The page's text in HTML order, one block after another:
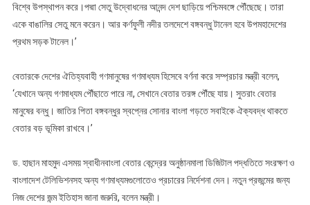
বিশ্বে উপস্থাপন করে।পদ্মা সেতু উদ্বোধনের আনন্দ দেশ ছাড়িয়ে পশ্চিমবঙ্গে পৌঁছেছে। তারা
একে বাঙালির সেতু মনে করেন। আর কর্ণফুলী নদীর তলদেশে বঙ্গবন্ধু টানেল হবে উপমহাদেশের
প্রথম সড়ক টানেল।’
বেতারকে দেশের ঐতিহ্যবাহী গণমানুষের গণমাধ্যম হিসেবে বর্ণনা করে সম্প্রচার মন্ত্রী বলেন,
‘যেখানে অন্য গণমাধ্যম পৌঁছাতে পারে না, সেখানে বেতার তরঙ্গ পৌঁছে যায়। সুতরাং বেতার
মানুষের বন্ধু। জাতির পিতা বঙ্গবন্ধুর স্বপ্নের সোনার বাংলা গড়তে সবাইকে ঐক্যবদ্ধ থাকতে
বেতার বড় ভূমিকা রাখবে।’
ড. হাছান মাহমুদ এসময় স্বাধীনবাংলা বেতার কেন্দ্রের অনুষ্ঠানমালা ডিজিটাল পদ্ধতিতে সংরক্ষণ ও
বাংলাদেশ টেলিভিশনসহ অন্য গণমাধ্যমগুলোতেও প্রচারের নির্দেশনা দেন। নতুন প্রজন্মের জন্য
নিজ দেশের জন্ম ইতিহাস জানা জরুরি, বলেন মন্ত্রী।